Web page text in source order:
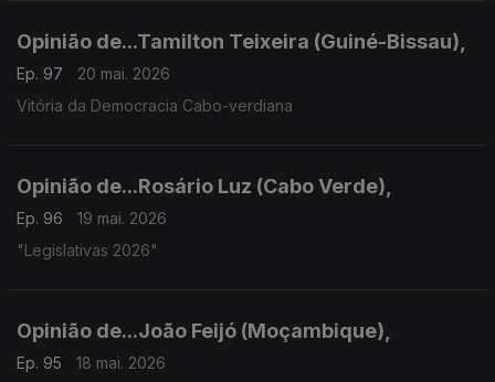
Opinião de...Tamilton Teixeira (Guiné-Bissau),
Ep. 97
20 mai. 2026
Vitória da Democracia Cabo-verdiana
Opinião de...Rosário Luz (Cabo Verde),
Ep. 96
19 mai. 2026
"Legislativas 2026"
Opinião de...João Feijó (Moçambique),
Ep. 95
18 mai. 2026